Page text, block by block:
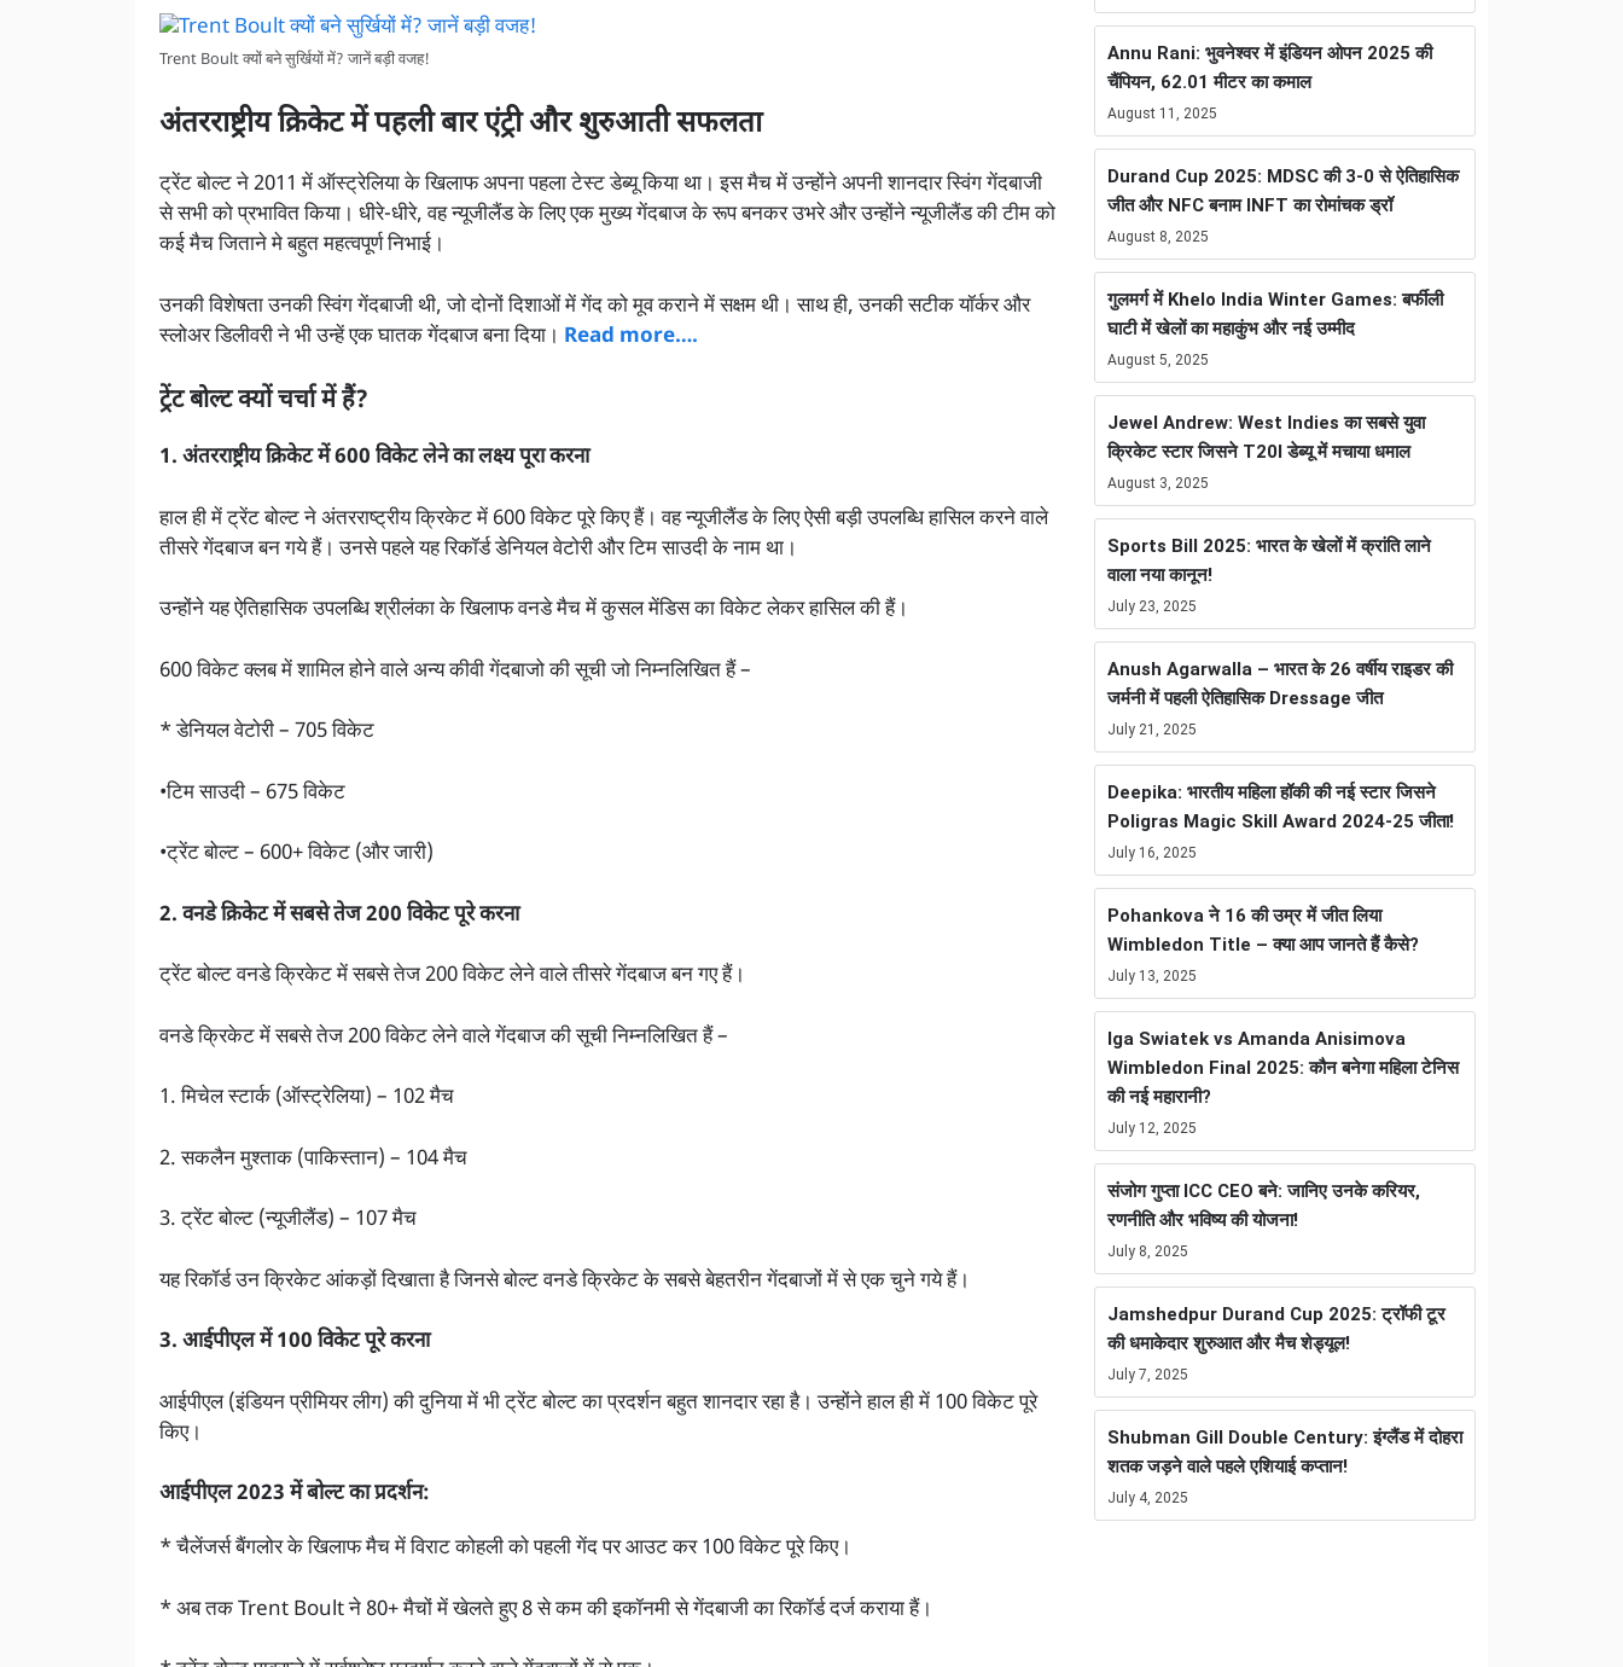
Trent Boult क्यों बने सुर्खियों में? जानें बड़ी वजह!
अंतरराष्ट्रीय क्रिकेट में पहली बार एंट्री और शुरुआती सफलता
ट्रेंट बोल्ट ने 2011 में ऑस्ट्रेलिया के खिलाफ अपना पहला टेस्ट डेब्यू किया था। इस मैच में उन्होंने अपनी शानदार स्विंग गेंदबाजी
से सभी को प्रभावित किया। धीरे-धीरे, वह न्यूजीलैंड के लिए एक मुख्य गेंदबाज के रूप बनकर उभरे और उन्होंने न्यूजीलैंड की टीम को
कई मैच जिताने मे बहुत महत्वपूर्ण निभाई।
उनकी विशेषता उनकी स्विंग गेंदबाजी थी, जो दोनों दिशाओं में गेंद को मूव कराने में सक्षम थी। साथ ही, उनकी सटीक यॉर्कर और
स्लोअर डिलीवरी ने भी उन्हें एक घातक गेंदबाज बना दिया। Read more….
ट्रेंट बोल्ट क्यों चर्चा में हैं?
1. अंतरराष्ट्रीय क्रिकेट में 600 विकेट लेने का लक्ष्य पूरा करना
हाल ही में ट्रेंट बोल्ट ने अंतरराष्ट्रीय क्रिकेट में 600 विकेट पूरे किए हैं। वह न्यूजीलैंड के लिए ऐसी बड़ी उपलब्धि हासिल करने वाले
तीसरे गेंदबाज बन गये हैं। उनसे पहले यह रिकॉर्ड डेनियल वेटोरी और टिम साउदी के नाम था।
उन्होंने यह ऐतिहासिक उपलब्धि श्रीलंका के खिलाफ वनडे मैच में कुसल मेंडिस का विकेट लेकर हासिल की हैं।
600 विकेट क्लब में शामिल होने वाले अन्य कीवी गेंदबाजो की सूची जो निम्नलिखित हैं –
* डेनियल वेटोरी – 705 विकेट
•टिम साउदी – 675 विकेट
•ट्रेंट बोल्ट – 600+ विकेट (और जारी)
2. वनडे क्रिकेट में सबसे तेज 200 विकेट पूरे करना
ट्रेंट बोल्ट वनडे क्रिकेट में सबसे तेज 200 विकेट लेने वाले तीसरे गेंदबाज बन गए हैं।
वनडे क्रिकेट में सबसे तेज 200 विकेट लेने वाले गेंदबाज की सूची निम्नलिखित हैं –
1. मिचेल स्टार्क (ऑस्ट्रेलिया) – 102 मैच
2. सकलैन मुश्ताक (पाकिस्तान) – 104 मैच
3. ट्रेंट बोल्ट (न्यूजीलैंड) – 107 मैच
यह रिकॉर्ड उन क्रिकेट आंकड़ों दिखाता है जिनसे बोल्ट वनडे क्रिकेट के सबसे बेहतरीन गेंदबाजों में से एक चुने गये हैं।
3. आईपीएल में 100 विकेट पूरे करना
आईपीएल (इंडियन प्रीमियर लीग) की दुनिया में भी ट्रेंट बोल्ट का प्रदर्शन बहुत शानदार रहा है। उन्होंने हाल ही में 100 विकेट पूरे
किए।
आईपीएल 2023 में बोल्ट का प्रदर्शन:
* चैलेंजर्स बैंगलोर के खिलाफ मैच में विराट कोहली को पहली गेंद पर आउट कर 100 विकेट पूरे किए।
* अब तक Trent Boult ने 80+ मैचों में खेलते हुए 8 से कम की इकॉनमी से गेंदबाजी का रिकॉर्ड दर्ज कराया हैं।
Annu Rani: भुवनेश्वर में इंडियन ओपन 2025 की
चैंपियन, 62.01 मीटर का कमाल
August 11, 2025
Durand Cup 2025: MDSC की 3-0 से ऐतिहासिक
जीत और NFC बनाम INFT का रोमांचक ड्रॉ
August 8, 2025
गुलमर्ग में Khelo India Winter Games: बर्फीली
घाटी में खेलों का महाकुंभ और नई उम्मीद
August 5, 2025
Jewel Andrew: West Indies का सबसे युवा
क्रिकेट स्टार जिसने T20I डेब्यू में मचाया धमाल
August 3, 2025
Sports Bill 2025: भारत के खेलों में क्रांति लाने
वाला नया कानून!
July 23, 2025
Anush Agarwalla – भारत के 26 वर्षीय राइडर की
जर्मनी में पहली ऐतिहासिक Dressage जीत
July 21, 2025
Deepika: भारतीय महिला हॉकी की नई स्टार जिसने
Poligras Magic Skill Award 2024-25 जीता!
July 16, 2025
Pohankova ने 16 की उम्र में जीत लिया
Wimbledon Title – क्या आप जानते हैं कैसे?
July 13, 2025
Iga Swiatek vs Amanda Anisimova
Wimbledon Final 2025: कौन बनेगा महिला टेनिस
की नई महारानी?
July 12, 2025
संजोग गुप्ता ICC CEO बने: जानिए उनके करियर,
रणनीति और भविष्य की योजना!
July 8, 2025
Jamshedpur Durand Cup 2025: ट्रॉफी टूर
की धमाकेदार शुरुआत और मैच शेड्यूल!
July 7, 2025
Shubman Gill Double Century: इंग्लैंड में दोहरा
शतक जड़ने वाले पहले एशियाई कप्तान!
July 4, 2025